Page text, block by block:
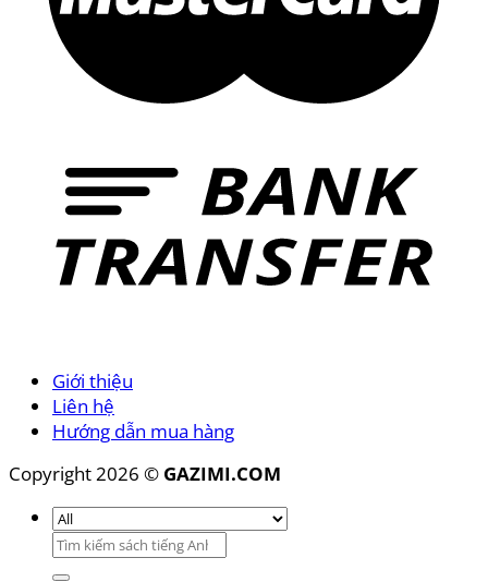
Giới thiệu
Liên hệ
Hướng dẫn mua hàng
Copyright 2026 © GAZIMI.COM
Tìm